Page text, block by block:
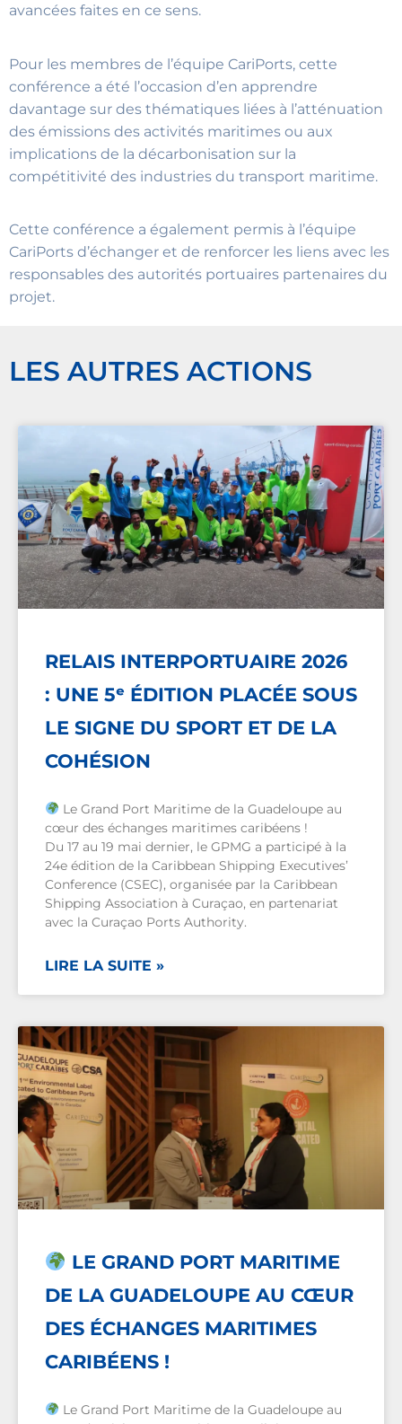
avancées faites en ce sens.
Pour les membres de l’équipe CariPorts, cette
conférence a été l’occasion d’en apprendre
davantage sur des thématiques liées à l’atténuation
des émissions des activités maritimes ou aux
implications de la décarbonisation sur la
compétitivité des industries du transport maritime.
Cette conférence a également permis à l’équipe
CariPorts d’échanger et de renforcer les liens avec les
responsables des autorités portuaires partenaires du
projet.
LES AUTRES ACTIONS
RELAIS INTERPORTUAIRE 2026
: UNE 5ᵉ ÉDITION PLACÉE SOUS
LE SIGNE DU SPORT ET DE LA
COHÉSION
Le Grand Port Maritime de la Guadeloupe au
cœur des échanges maritimes caribéens !
Du 17 au 19 mai dernier, le GPMG a participé à la
24e édition de la Caribbean Shipping Executives’
Conference (CSEC), organisée par la Caribbean
Shipping Association à Curaçao, en partenariat
avec la Curaçao Ports Authority.
LIRE LA SUITE »
LE GRAND PORT MARITIME
DE LA GUADELOUPE AU CŒUR
DES ÉCHANGES MARITIMES
CARIBÉENS !
Le Grand Port Maritime de la Guadeloupe au